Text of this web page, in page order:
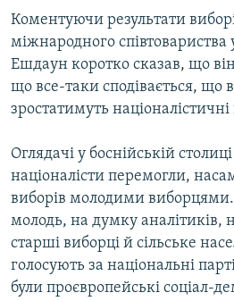
Коментуючи результати
міжнародного співтовариства
Ешдаун коротко сказав, що
що все-таки сподівається, що
зростатимуть націоналістичні
Оглядачі у боснійській
націоналісти перемогли,
виборів молодими
молодь, на думку аналітиків,
старші виборці й сільське
голосують за національні
були проєвропейські соціал-